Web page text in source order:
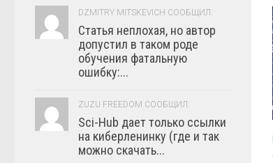
DZMITRY MITSKEVICH СООБЩИЛ:
Статья неплохая, но автор
допустил в таком роде
обучения фатальную
ошибку:...
ZUZU FREEDOM СООБЩИЛ:
Sci-Hub дает только ссылки
на киберленинку (где и так
можно скачать...